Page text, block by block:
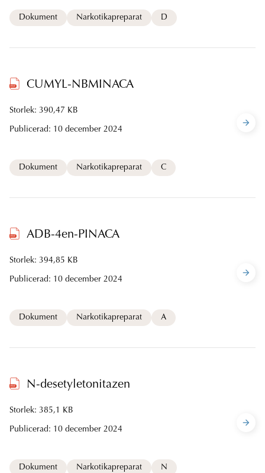
Dokument Narkotikapreparat D
CUMYL-NBMINACA
Storlek: 390,47 KB
Publicerad: 10 december 2024
Dokument Narkotikapreparat C
ADB-4en-PINACA
Storlek: 394,85 KB
Publicerad: 10 december 2024
Dokument Narkotikapreparat A
N-desetyletonitazen
Storlek: 385,1 KB
Publicerad: 10 december 2024
Dokument Narkotikapreparat N